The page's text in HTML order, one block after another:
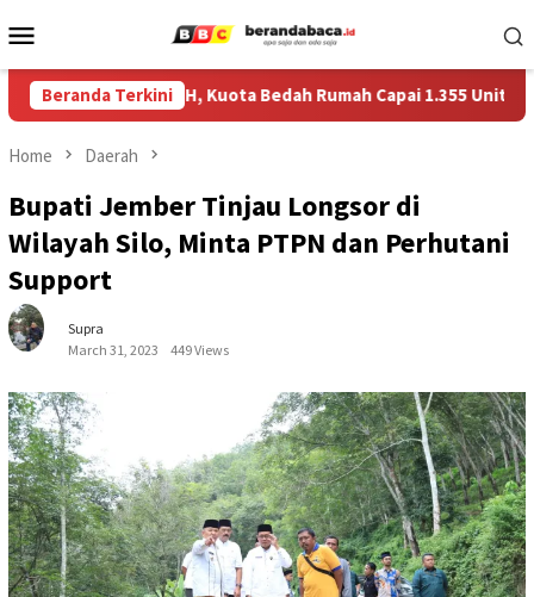
to
Menu
Beranda Terkini
Data RTLH, Kuota Bedah Rumah Capai 1.355 Unit
Home Daerah
Bupati Jember Tinjau Longsor di
Wilayah Silo, Minta PTPN dan Perhutani
Support
Supra
March 31, 2023
449 Views